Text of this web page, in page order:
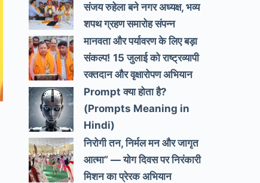
संजय रुहेला बने नगर अध्यक्ष, भव्य
शपथ ग्रहण समारोह संपन्न
मानवता और पर्यावरण के लिए बड़ा
संकल्प! 15 जुलाई को राष्ट्रव्यापी
रक्तदान और वृक्षारोपण अभियान
Prompt क्या होता है?
(Prompts Meaning in
Hindi)
निरोगी तन, निर्मल मन और जागृत
आत्मा” — योग दिवस पर निरंकारी
मिशन का प्रेरक अभियान